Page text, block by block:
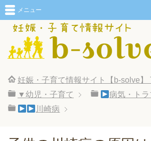
メニュー
妊娠・子育て情報サイト【b-solve】
▼幼児・子育て
病気・ト
川崎病